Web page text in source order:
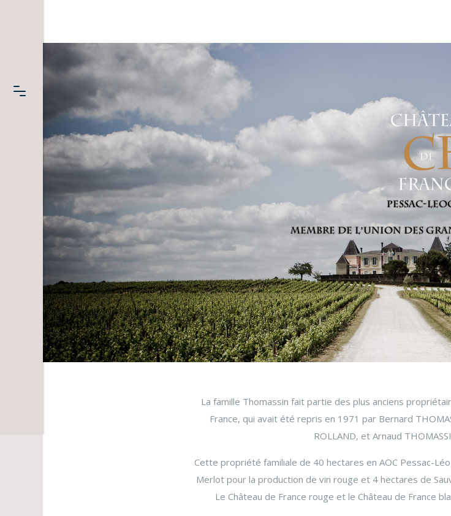
Pessac-
Membre de l’Union des
La famille Thomassin fait partie des plus anciens
France, qui avait été repris en 1971 par Bernard
ROLLAND, et Arnaud
Cette propriété familiale de 40 hectares en AOC Pessac-
Merlot pour la production de vin rouge et 4 hectares de
Le Château de France rouge et le Château de France